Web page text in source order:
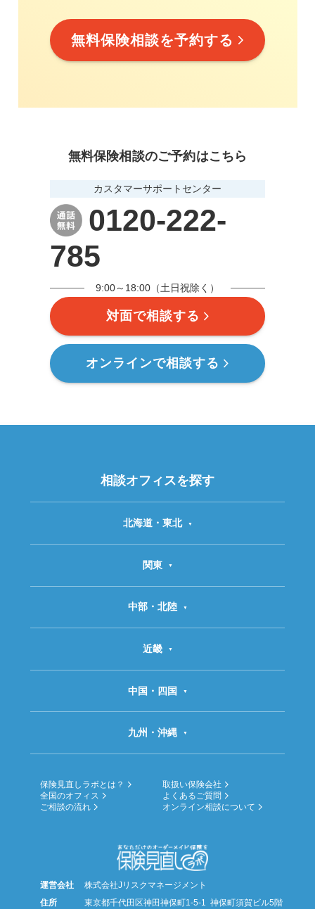
無料保険相談を予約する
無料保険相談のご予約はこちら
カスタマーサポートセンター
0120-222-
785
9:00～18:00（土日祝除く）
対面で相談する
オンラインで相談する
相談オフィスを探す
北海道・東北
関東
中部・北陸
近畿
中国・四国
九州・沖縄
保険見直しラボとは？
全国のオフィス
ご相談の流れ
取扱い保険会社
よくあるご質問
オンライン相談について
運営会社
株式会社Jリスクマネージメント
住所
東京都千代田区神田神保町1-5-1 神保町須賀ビル5階